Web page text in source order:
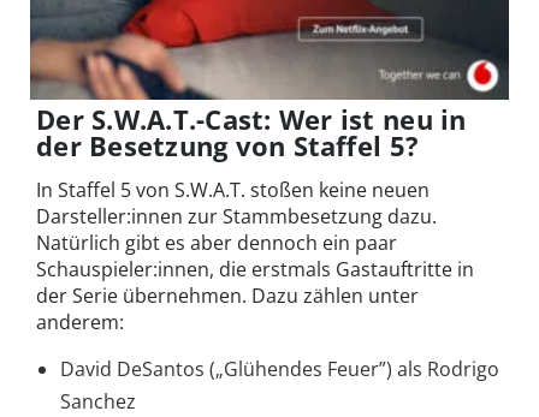
Der S.W.A.T.-Cast: Wer ist neu in
der Besetzung von Staffel 5?
In Staffel 5 von S.W.A.T. stoßen keine neuen
Darsteller:innen zur Stammbesetzung dazu.
Natürlich gibt es aber dennoch ein paar
Schauspieler:innen, die erstmals Gastauftritte in
der Serie übernehmen. Dazu zählen unter
anderem:
David DeSantos („Glühendes Feuer”) als Rodrigo
Sanchez